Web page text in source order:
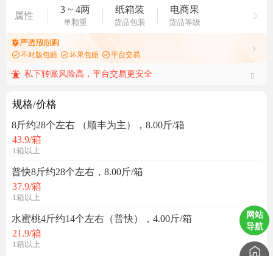
属性
3 ~ 4两
单颗重
纸箱装
货品包装
电商果
货品等级
不对版包赔 坏果包赔 平台交易
私下转账风险高，平台交易更安全
规格/价格
8斤约28个左右 （顺丰为主），8.00斤/箱
43.9/箱
1箱以上
普快8斤约28个左右，8.00斤/箱
37.9/箱
1箱以上
水蜜桃4斤约14个左右（普快），4.00斤/箱
21.9/箱
1箱以上
网站
导航